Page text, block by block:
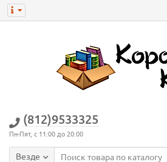
(812)9533325
Пн-Пят, с 11:00 до 20:00
Везде